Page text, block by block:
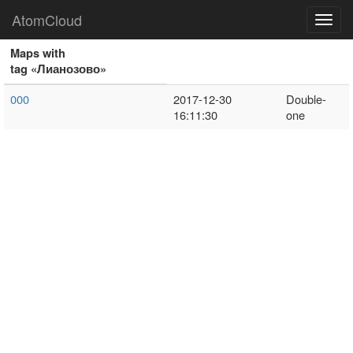
AtomCloud
Maps with
tag «Лианозово»
000
2017-12-30
16:11:30
Double-
one